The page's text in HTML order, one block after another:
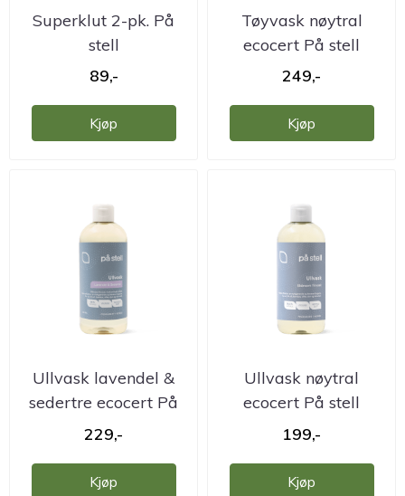
Superklut 2-pk. På
stell
89,-
Kjøp
Tøyvask nøytral
ecocert På stell
249,-
Kjøp
Ullvask lavendel &
sedertre ecocert På
stell
229,-
Kjøp
Ullvask nøytral
ecocert På stell
199,-
Kjøp